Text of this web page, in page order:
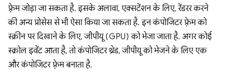
फ़्रेम जोड़ा जा सकता है. इसके अलावा, एक्सटेंशन के लिए, रेंडरर करने
की अन्य प्रोसेस से भी ऐसा किया जा सकता है. इन कंपोजिटर फ़्रेम को
स्क्रीन पर दिखाने के लिए, जीपीयू (GPU) को भेजा जाता है. अगर कोई
स्क्रोल इवेंट आता है, तो कंपोजिटर थ्रेड, जीपीयू को भेजने के लिए एक
और कंपोजिटर फ़्रेम बनाता है.